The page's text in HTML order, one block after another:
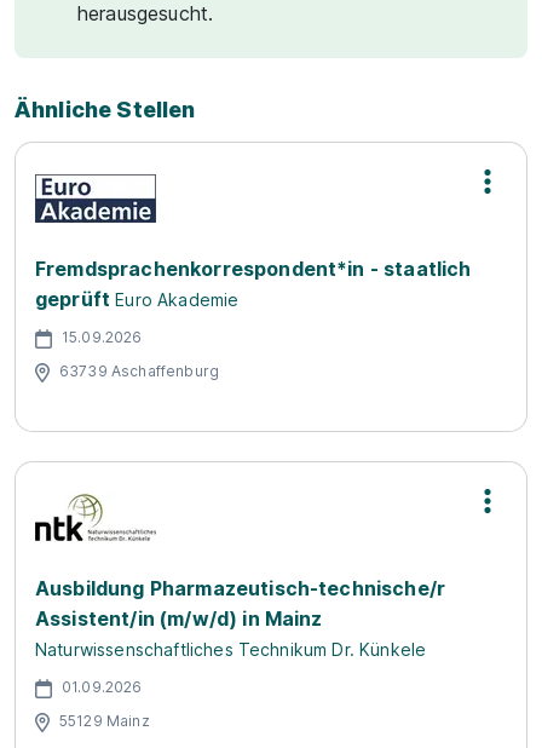
herausgesucht.
Ähnliche Stellen
Fremdsprachenkorrespondent*in - staatlich
geprüft Euro Akademie
15.09.2026
63739 Aschaffenburg
Ausbildung Pharmazeutisch-technische/r
Assistent/in (m/w/d) in Mainz
Naturwissenschaftliches Technikum Dr. Künkele
01.09.2026
55129 Mainz